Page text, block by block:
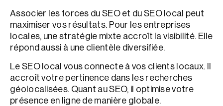
Associer les forces du SEO et du SEO local peut
maximiser vos résultats. Pour les entreprises
locales, une stratégie mixte accroît la visibilité. Elle
répond aussi à une clientèle diversifiée.
Le SEO local vous connecte à vos clients locaux. Il
accroît votre pertinence dans les recherches
géolocalisées. Quant au SEO, il optimise votre
présence en ligne de manière globale.